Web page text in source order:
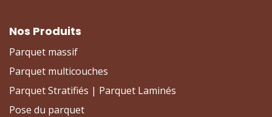
Nos Produits
Parquet massif
Parquet multicouches
Parquet Stratifiés | Parquet Laminés
Pose du parquet